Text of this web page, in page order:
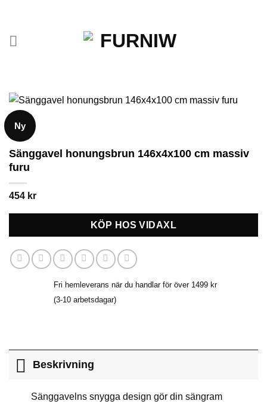
content
Ny
Sänggavel honungsbrun 146x4x100 cm massiv
furu
454 kr
KÖP HOS VIDAXL
Fri hemleverans när du handlar för över 1499 kr
(3-10 arbetsdagar)
Beskrivning
Sänggavelns snygga design gör din sängram